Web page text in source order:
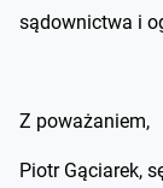
sądownictwa i
Z poważaniem,
Piotr Gąciarek,